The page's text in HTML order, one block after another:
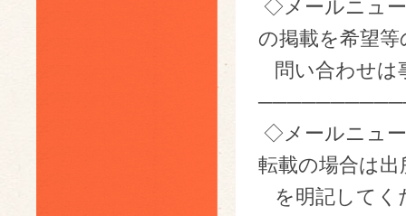
◇メールニュ
の掲載を希望等
問い合わせは
◇メールニュ
転載の場合は出
を明記してく